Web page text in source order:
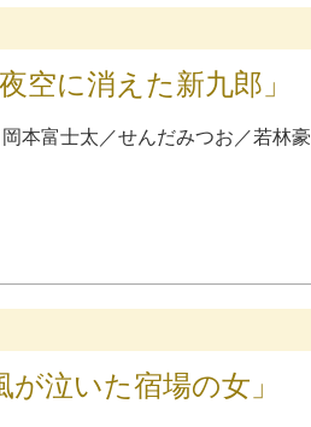
空に消えた新九郎」
岡本富士太 ／せんだみつお ／若林豪
泣いた宿場の女」